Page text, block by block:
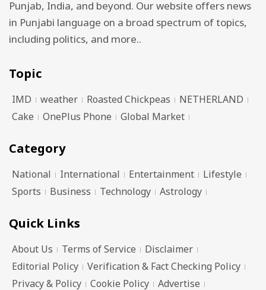
Punjab, India, and beyond. Our website offers news
in Punjabi language on a broad spectrum of topics,
including politics, and more..
Topic
IMD weather Roasted Chickpeas
NETHERLAND
Cake
OnePlus Phone Global Market
Category
National International Entertainment
Lifestyle
Sports
Business Technology Astrology
Quick Links
About Us Terms of Service
Disclaimer
Editorial Policy
Verification & Fact Checking Policy
Privacy & Policy
Cookie Policy Advertise